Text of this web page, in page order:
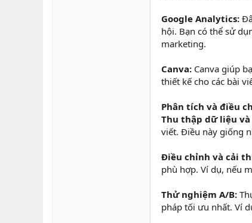
Google Analytics:
hội. Bạn có thể sử
marketing.
Canva: Canva giúp
thiết kế cho các bài
Phân tích và điều
Thu thập dữ liệu
viết. Điều này giống
Điều chỉnh và cải
phù hợp. Ví dụ, nếu
Thử nghiệm A/B:
pháp tối ưu nhất. Ví